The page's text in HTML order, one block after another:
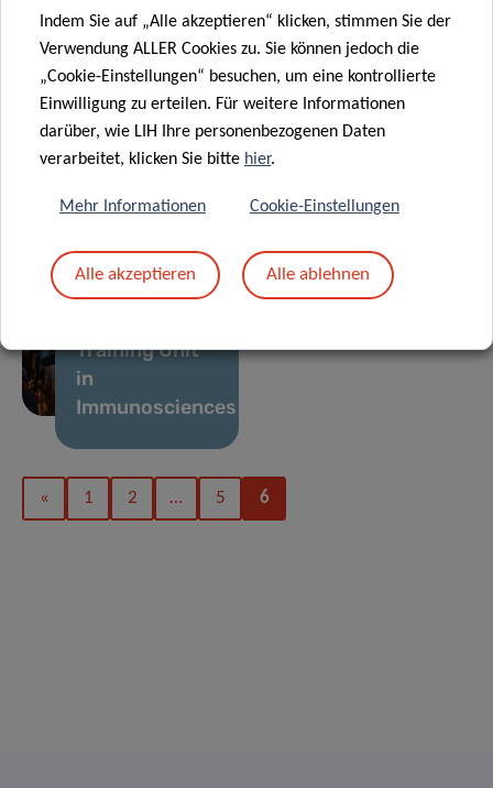
current
knowledge on
immune-
metabolism in
two
prestigious
18 Dez. 2017
AFR funding
and poster
prize for PhD
Inaugural
NextImmune –
Luxembourg’s
Training Unit
in
Immunosciences
« 1 2 … 5 6
Indem Sie auf „Alle akzeptieren“ klicken, stimmen Sie der
Verwendung ALLER Cookies zu. Sie können jedoch die
„Cookie-Einstellungen“ besuchen, um eine kontrollierte
Einwilligung zu erteilen. Für weitere Informationen
darüber, wie LIH Ihre personenbezogenen Daten
verarbeitet, klicken Sie bitte hier.
Mehr Informationen Cookie-Einstellungen
Alle akzeptieren Alle ablehnen